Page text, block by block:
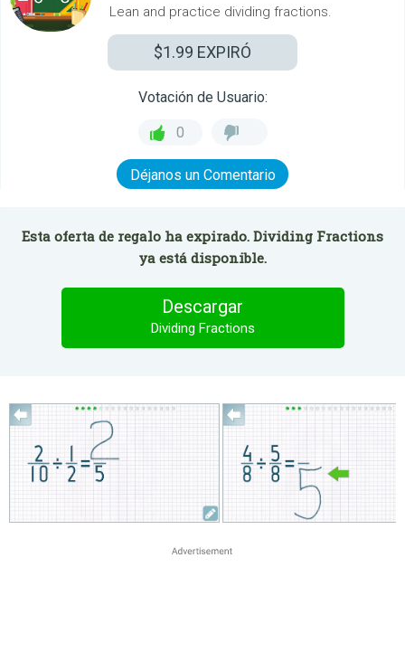
Lean and practice dividing fractions.
$1.99 EXPIRÓ
Votación de Usuario:
0
Déjanos un Comentario
Esta oferta de regalo ha expirado. Dividing Fractions
ya está disponible.
Descargar
Dividing Fractions